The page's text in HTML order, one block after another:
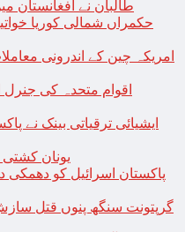
طالبان نے افغانستان
حکمراں شمالی کوریا
امریکہ چین کے اندرونی
اقوام متحدہ کی
ایشیائی ترقیاتی بینک نے
یونان کشتی
پاکستان اسرائیل کو
گرپتونت سنگھ پنوں قتل